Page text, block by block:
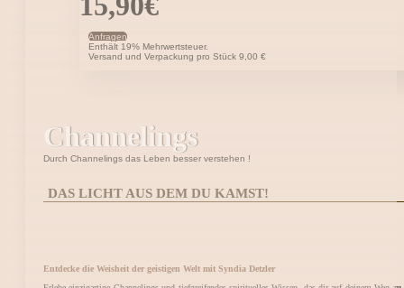
Anfragen
Enthält 19% Mehrwertsteuer.
Versand und Verpackung pro Stück 9,00 €
Channelings
Durch Channelings das Leben besser verstehen !
DAS LICHT AUS DEM DU KAMST!
Entdecke die Weisheit der geistigen Welt mit Syndia Detzler